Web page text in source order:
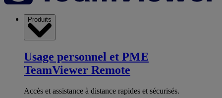
Produits
Usage personnel et PME
TeamViewer Remote
Accès et assistance à distance rapides et sécurisés.